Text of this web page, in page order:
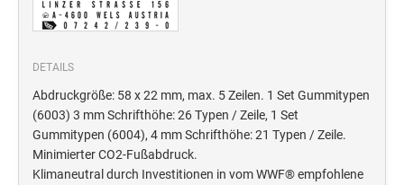
Olchi
PRÄGEZANGEN
TÜTLE - MIT LIEBE EINGEPACKT
STEMPEL-KUGELSCHREIBER
DETAILS
Abdruckgröße: 58 x 22 mm, max. 5 Zeilen. 1 Set Gummitypen
(6003) 3 mm Schrifthöhe: 26 Typen / Zeile, 1 Set
Gummitypen (6004), 4 mm Schrifthöhe: 21 Typen / Zeile.
Minimierter CO2-Fußabdruck.
Klimaneutral durch Investitionen in vom WWF® empfohlene